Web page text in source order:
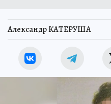
Александр КАТЕРУША